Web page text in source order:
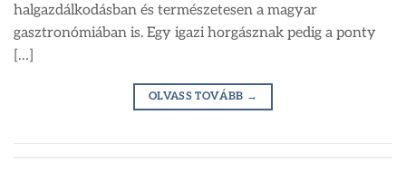
halgazdálkodásban és természetesen a magyar
gasztronómiában is. Egy igazi horgásznak pedig a ponty
[…]
OLVASS TOVÁBB →